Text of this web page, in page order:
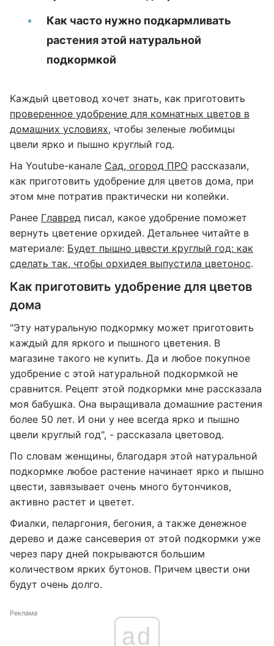
Как часто нужно подкармливать
растения этой натуральной
подкормкой
Каждый цветовод хочет знать, как приготовить
проверенное удобрение для комнатных цветов в
домашних условиях, чтобы зеленые любимцы
цвели ярко и пышно круглый год.
На Youtube-канале Сад, огород ПРО рассказали,
как приготовить удобрение для цветов дома, при
этом мне потратив практически ни копейки.
Ранее Главред писал, какое удобрение поможет
вернуть цветение орхидей. Детальнее читайте в
материале: Будет пышно цвести круглый год: как
сделать так, чтобы орхидея выпустила цветонос.
Как приготовить удобрение для цветов
дома
"Эту натуральную подкормку может приготовить
каждый для яркого и пышного цветения. В
магазине такого не купить. Да и любое покупное
удобрение с этой натуральной подкормкой не
сравнится. Рецепт этой подкормки мне рассказала
моя бабушка. Она выращивала домашние растения
более 50 лет. И они у нее всегда ярко и пышно
цвели круглый год", - рассказала цветовод.
По словам женщины, благодаря этой натуральной
подкормке любое растение начинает ярко и пышно
цвести, завязывает очень много бутончиков,
активно растет и цветет.
Фиалки, пеларгония, бегония, а также денежное
дерево и даже сансеверия от этой подкормки уже
через пару дней покрываются большим
количеством ярких бутонов. Причем цвести они
будут очень долго.
Реклама
ad